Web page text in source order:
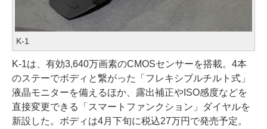
K-1
K-1は、有効3,640万画素のCMOSセンサーを搭載。4本
のステーでボディと繋がった「フレキシブルチルト式」
液晶モニターを備えるほか、露出補正やISO感度などを
直接変更できる「スマートファンクション」ダイヤルを
新設した。ボディは4月下旬に税込27万円で発売予定。